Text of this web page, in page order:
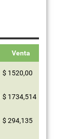
Venta
$ 1520,00
$ 1734,514
$ 294,135